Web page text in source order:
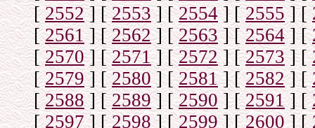
[2552] [2553] [2554] [2555] [
[2561] [2562] [2563] [2564] [
[ 2570] [2571] [2572] [2573] [
[2579] [2580] [2581] [2582] [
[2588] [2589] [2590 ] [2591] [
[2597] [2598] [2599] [2600] [